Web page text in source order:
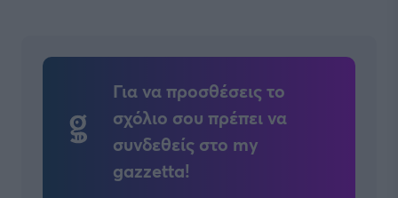
Για να προσθέσεις το
σχόλιο σου πρέπει να
συνδεθείς στο my
gazzetta!